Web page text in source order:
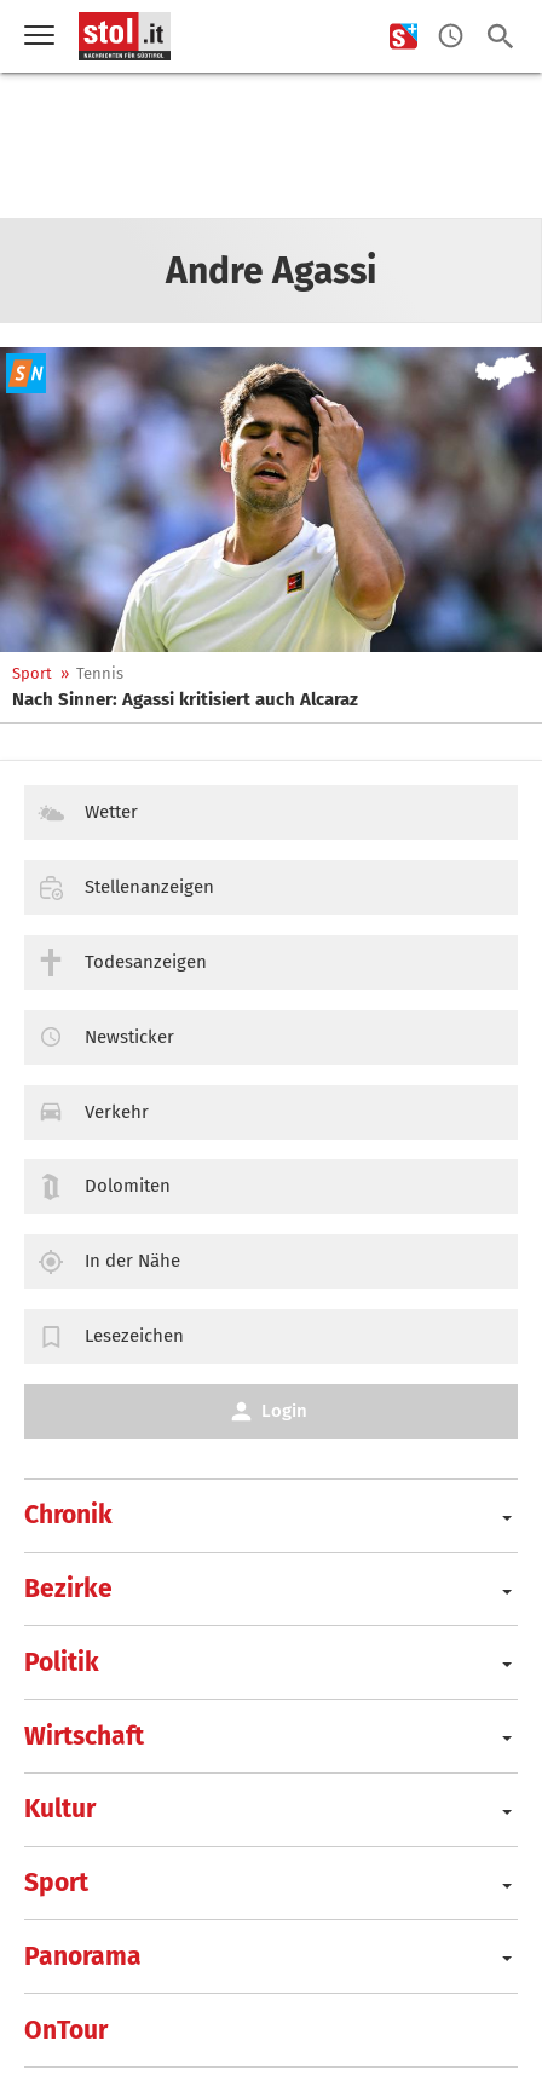
Andre Agassi
Sport » Tennis
Nach Sinner: Agassi kritisiert auch Alcaraz
Chronik
Bezirke
Politik
Wirtschaft
Kultur
Sport
Panorama
OnTour
Wetter
Stellenanzeigen
Todesanzeigen
Newsticker
Verkehr
Dolomiten
In der Nähe
Lesezeichen
Login